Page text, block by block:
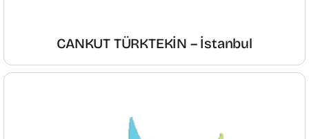
CANKUT TÜRKTEKİN – İstanbul